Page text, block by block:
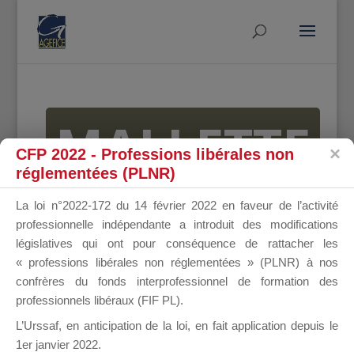
MALLETTE
DU
DIRIGEANT
CFP 2022 - Professions libérales non
réglementées (PLNR)
La loi n°2022-172 du 14 février 2022 en faveur de l’activité
professionnelle indépendante a introduit des modifications
législatives qui ont pour conséquence de rattacher les
« professions libérales non réglementées » (PLNR) à nos
confrères du fonds interprofessionnel de formation des
professionnels libéraux (FIF PL).
L’Urssaf, en anticipation de la loi, en fait application depuis le
1er janvier 2022.